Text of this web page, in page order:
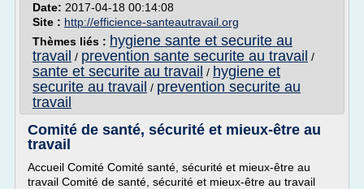
Date: 2017-04-18 00:14:08
Site : http://efficience-santeautravail.org
Thèmes liés : hygiene sante et securite au
travail / prevention sante securite au travail /
sante et securite au travail / hygiene et
securite au travail / prevention securite au
travail
Comité de santé, sécurité et mieux-être au
travail
Accueil Comité Comité santé, sécurité et mieux-être au
travail Comité de santé, sécurité et mieux-être au travail